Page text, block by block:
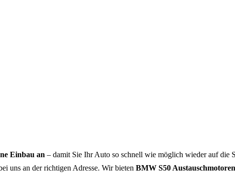
Einbau an – damit Sie Ihr Auto so schnell wie möglich wieder auf die
uns an der richtigen Adresse. Wir bieten BMW S50 Austauschmotoren